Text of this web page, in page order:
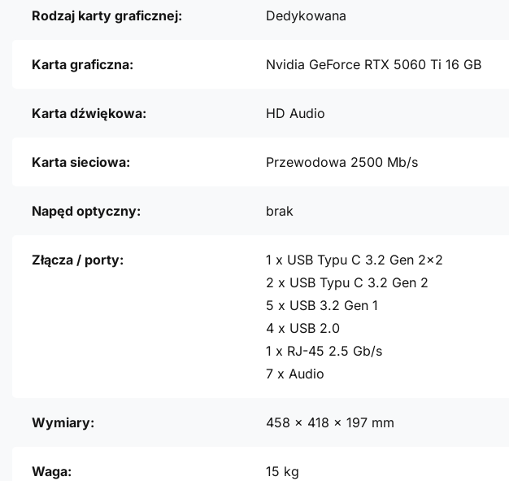
Rodzaj karty graficznej: Dedykowana
Karta graficzna: Nvidia GeForce RTX 5060 Ti 16 GB
Karta dźwiękowa: HD Audio
Karta sieciowa: Przewodowa 2500 Mb/s
Napęd optyczny: brak
Złącza / porty:
1 x USB Typu C 3.2 Gen 2x2
2 x USB Typu C 3.2 Gen 2
5 x USB 3.2 Gen 1
4 x USB 2.0
1 x RJ-45 2.5 Gb/s
7 x Audio
Wymiary: 458 x 418 x 197 mm
Waga: 15 kg